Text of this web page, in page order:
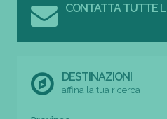
CONTATTA TUTTE
DESTINAZIONI
affina la tua ricerca